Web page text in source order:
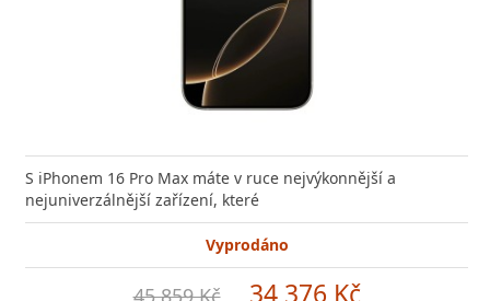
S iPhonem 16 Pro Max máte v ruce nejvýkonnější a
nejuniverzálnější zařízení, které
Vyprodáno
45 859 Kč 34 376 Kč